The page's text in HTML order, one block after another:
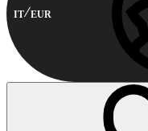
IT EUR